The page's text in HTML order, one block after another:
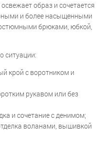
образ и сочетается
и более насыщенными
брюками, юбкой,
ситуации:
крой с воротником и
рукавом или без
и сочетание с денимом;
воланами, вышивкой